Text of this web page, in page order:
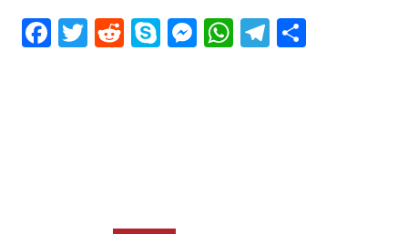
Facebook
Twitter
RedditSkypeMessenger
WhatsApp
Telegram